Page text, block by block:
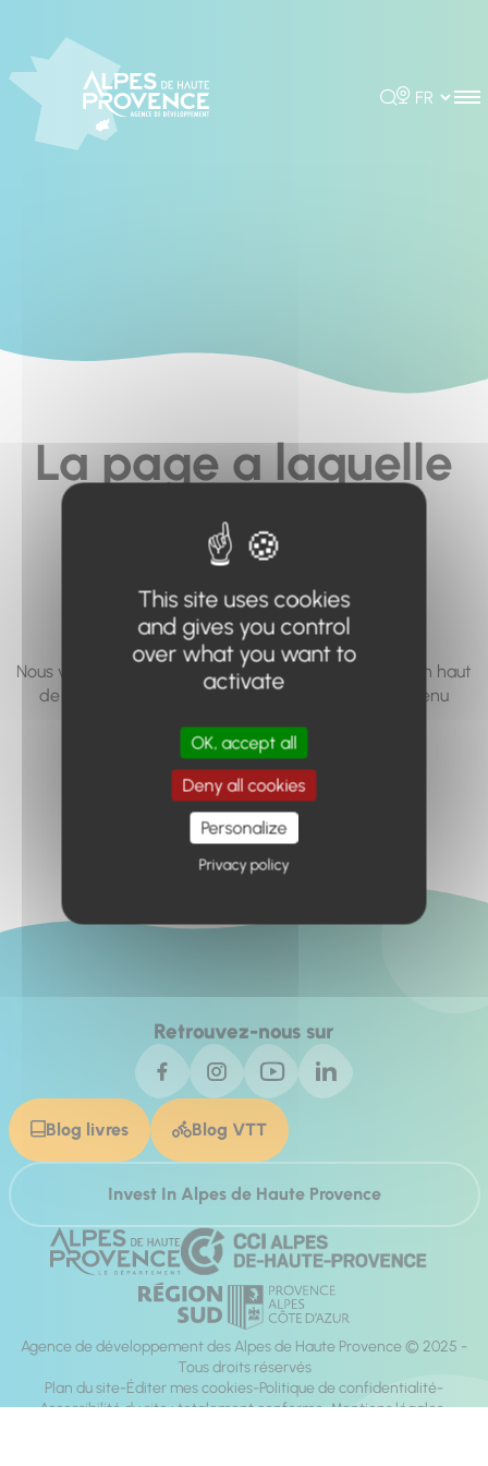
Rechercher
Choisir la
La page a laquelle
vous cherchez à
accéder n'existe
pas... ou plus.
Nous vous invitons à utiliser le moteur de recherche en haut
de page, ou à utiliser le menu pour trouver le contenu
Retour à l'accueil
Retrouvez-nous sur
Blog livres Blog VTT
Invest In Alpes de Haute Provence
Agence de développement des Alpes de Haute Provence © 2025 -
Tous droits réservés
Plan du site Éditer mes cookies Politique de confidentialité
Accessibilité du site : totalement conforme Mentions légales
This site uses cookies
and gives you control
over what you want to
activate
OK, accept all
Deny all cookies
Personalize
Privacy policy